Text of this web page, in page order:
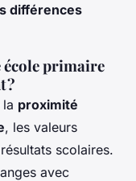
différences
primaire
?
proximité
, les valeurs
scolaires.
avec